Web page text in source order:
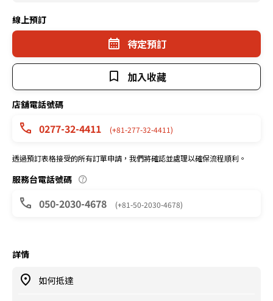
線上預訂
待定預訂
加入收藏
店舖電話號碼
0277-32-4411 (+81-277-32-4411)
透過預訂表格接受的所有訂單申請，我們將確認並處理以確保流程順利。
服務台電話號碼
050-2030-4678 (+81-50-2030-4678)
詳情
如何抵達